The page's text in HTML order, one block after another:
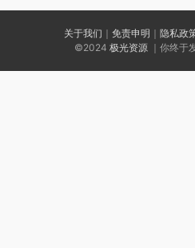
关于我们 ｜ 免责申明 ｜ 隐私政
©2024 极光资源｜你终于